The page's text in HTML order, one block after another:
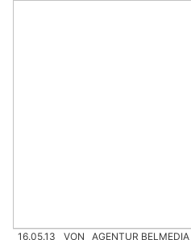
16.05.13 VON AGENTUR BELMEDIA